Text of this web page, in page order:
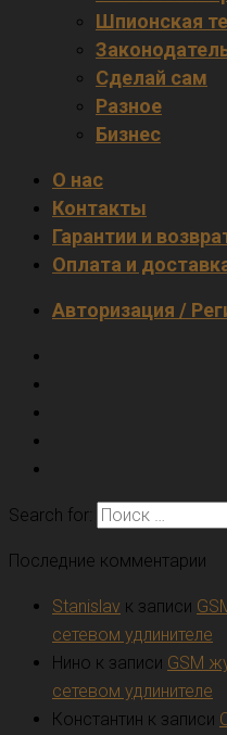
Шпионская
Сделай сам
Разное
Бизнес
О нас
Контакты
Гарантии и
Оплата и
Авторизация /
Search for:
Последние комментарии
Stanislav к записи
сетевом удлинителе
Нино к записи GSM
сетевом удлинителе
Константин к записи